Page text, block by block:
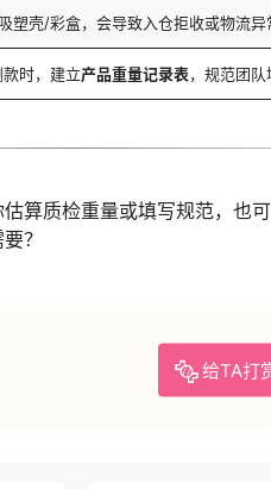
塑壳/彩盒，会导致入仓拒收或物流异
时，建立产品重量记录表，规范团
算质检重量或填写规范，也
？
给TA打